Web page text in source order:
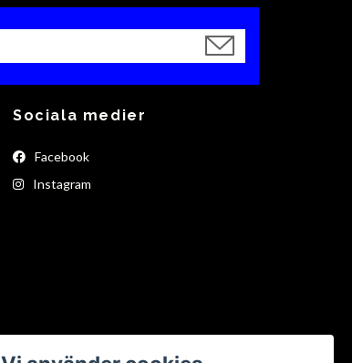
Sociala medier
Facebook
Instagram